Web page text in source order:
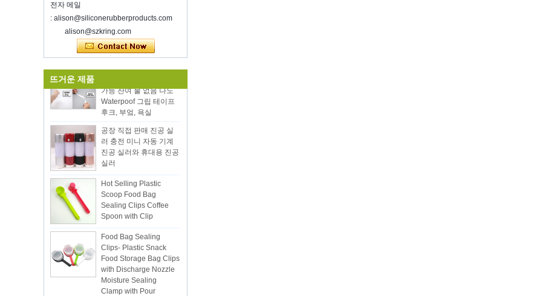
영감을받은 홈 쇼에서 우리와 만나는 것
을 환영합니다, McCormick Place
Chicago IL USA.부스 N6819.
식품 저장 진공 실러
새해 전체에 걸쳐 당신의 일에 행운을 빈
다.2022. 더 많은 Bussiness 정보를 보려
면 Wendy에 문의하십시오.전자 메일
: sales5@kring.com 전화 / Whatsapp
: +8 ...
전자 메일
: alison@siliconerubberproducts.com
alison@szkring.com
뜨거운 제품
매 12pcs 실리콘 주방기
이와기구를 요리와 설정
양면 접착제 슈퍼 클리어
30mm 빨 수있는 재사용
Waterpoof 그립 테이프
후크, 부엌, 욕실
공장 직접 판매 진공 실
러 충전 미니 자동 기계
진공 실러와 휴대용 진공
실러
Scoop Food Bag
Sealing Clips Coffee
Spoon with Clip
Clips- Plastic Snack
Food Storage Bag Clips
with Discharge Nozzle
Moisture Sealing
Clamp with Pour
Spouts Pour Food Clips